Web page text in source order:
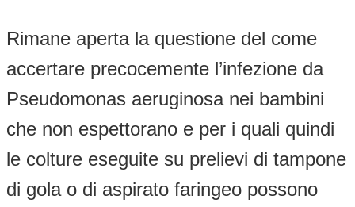
Rimane aperta la questione del come
accertare precocemente l’infezione da
Pseudomonas aeruginosa nei bambini
che non espettorano e per i quali quindi
le colture eseguite su prelievi di tampone
di gola o di aspirato faringeo possono